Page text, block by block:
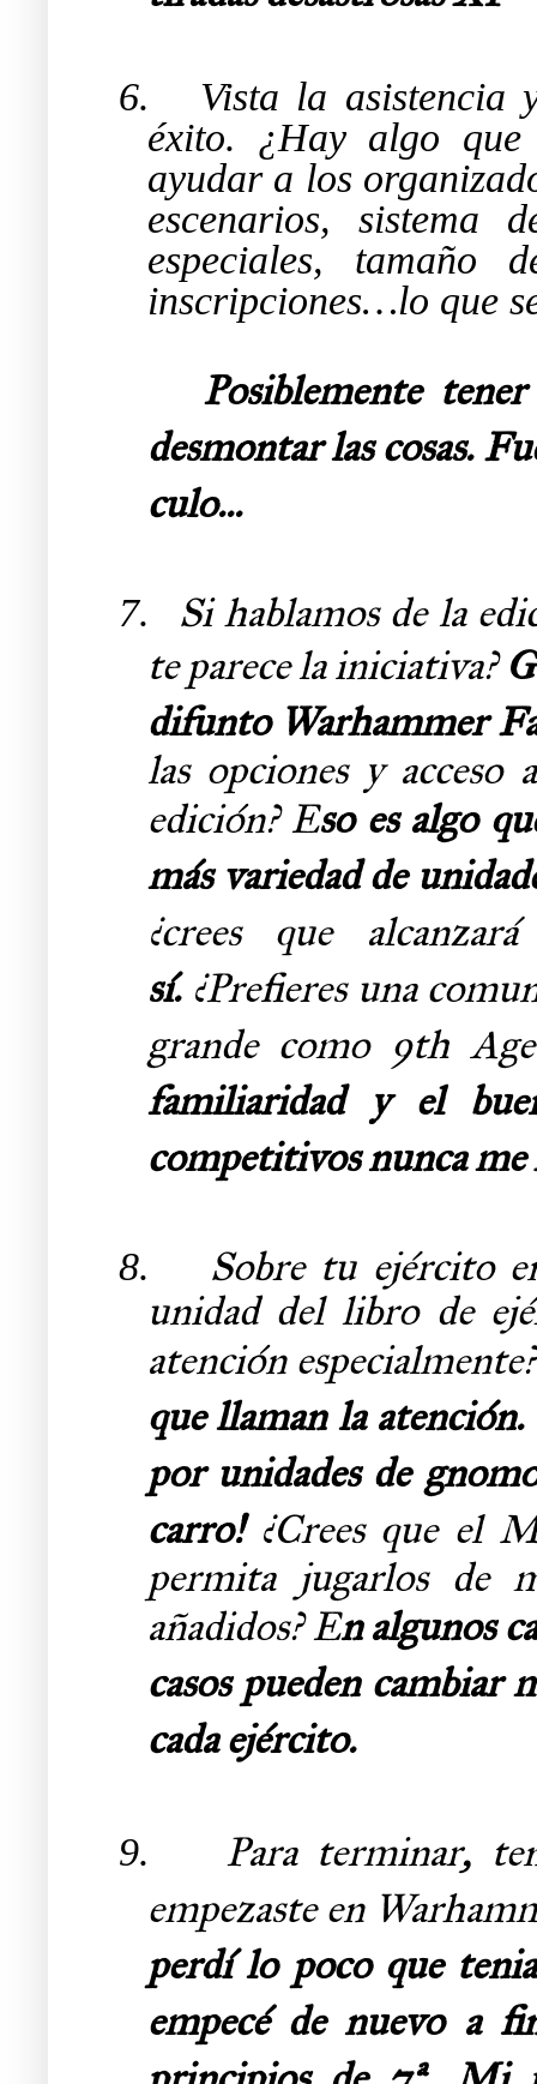
6.
Vista la asistencia
éxito. ¿Hay algo
ayudar a los
escenarios, sistema
especiales, tamaño
inscripciones…lo que
Posiblemente
desmontar las cosas.
culo...
7.
Si hablamos de la
te parece la iniciativa?
difunto Warhammer
las opciones y acceso
edición?Eso es algo
más variedad de
¿crees que
sí. ¿Prefieres una
grande como 9th
familiaridad y el
competitivos nunca me
8.
Sobre tu ejército
unidad del libro de
atención
que llaman la
por unidades de
carro! ¿Crees que el
permita jugarlos de
añadidos?En algunos
casos pueden cambiar
cada ejército.
9.
Para terminar,
empezaste en
perdí lo poco que
empecé de nuevo a